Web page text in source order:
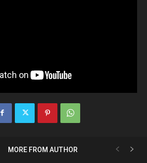
MORE FROM AUTHOR